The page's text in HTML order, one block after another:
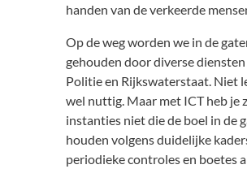
handen van de verkeerde
Op de weg worden we in de
gehouden door diverse diensten
Politie en Rijkswaterstaat. Niet
wel nuttig. Maar met ICT heb je
instanties niet die de boel in de
houden volgens duidelijke
periodieke controles en boetes